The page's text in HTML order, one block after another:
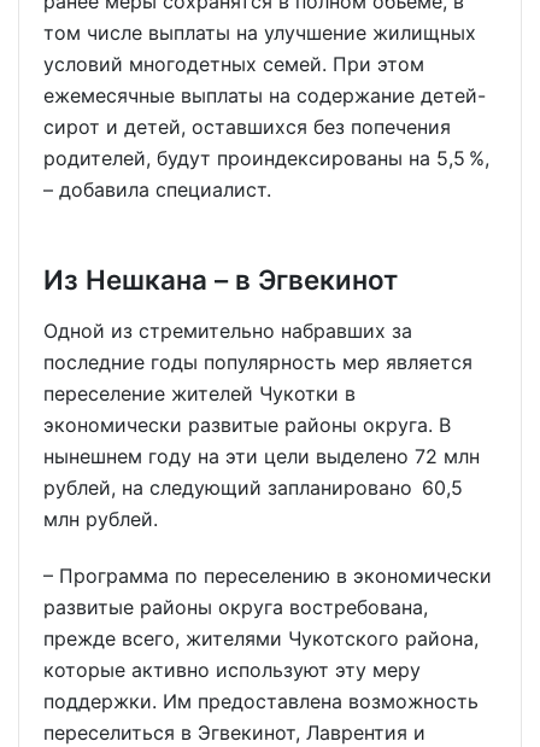
том числе выплаты на улучшение жилищных
условий многодетных семей. При этом
ежемесячные выплаты на содержание детей-
сирот и детей, оставшихся без попечения
родителей, будут проиндексированы на 5,5 %,
– добавила специалист.
Из Нешкана – в Эгвекинот
Одной из стремительно набравших за
последние годы популярность мер является
переселение жителей Чукотки в
экономически развитые районы округа. В
нынешнем году на эти цели выделено 72 млн
рублей, на следующий запланировано 60,5
млн рублей.
– Программа по переселению в экономически
развитые районы округа востребована,
прежде всего, жителями Чукотского района,
которые активно используют эту меру
поддержки. Им предоставлена возможность
переселиться в Эгвекинот, Лаврентия и